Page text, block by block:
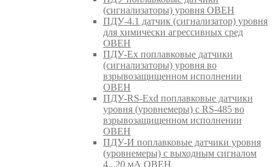
(сигнализаторы) уровня ОВЕН
ПДУ-4.1 датчик (сигнализатор) уровня
для химически агрессивных сред
ОВЕН
ПДУ-Ex поплавковые датчики
(сигнализаторы) уровня во
взрывозащищенном исполнении
ОВЕН
ПДУ-RS-Exd поплавковые датчики
уровня (уровнемеры) с RS-485 во
взрывозащищенном исполнении
ОВЕН
ПДУ-И поплавковые датчики уровня
(уровнемеры) с выходным сигналом
4...20 мА ОВЕН